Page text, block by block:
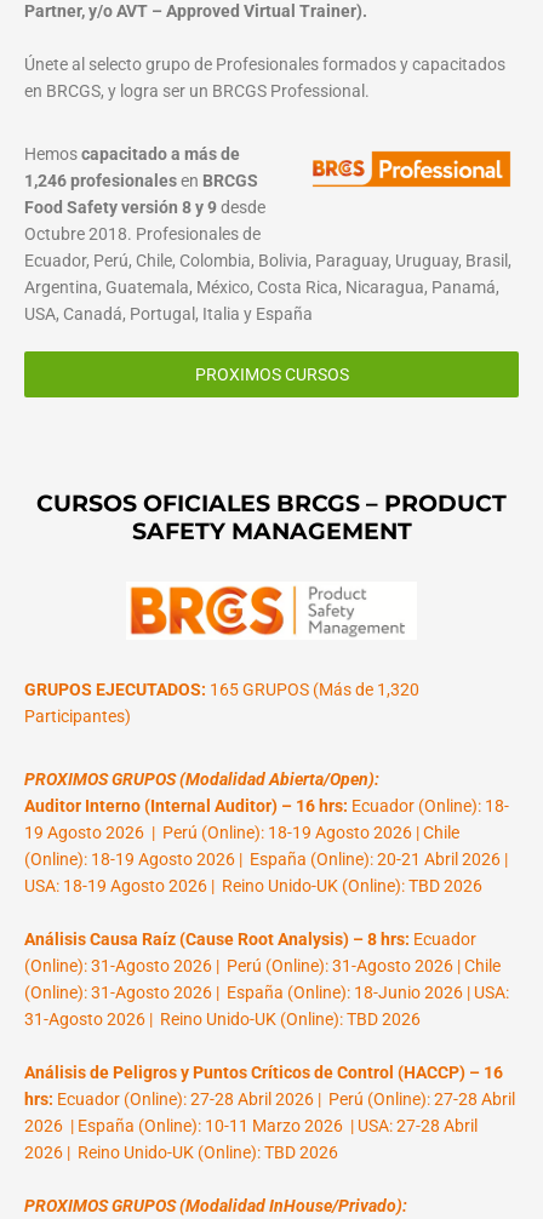
Partner, y/o AVT – Approved Virtual Trainer).
Únete al selecto grupo de Profesionales formados y capacitados
en BRCGS, y logra ser un BRCGS Professional.
Hemoscapacitado a más de
1,246 profesionalesen BRCGS
Food Safety versión 8 y 9desde
Octubre 2018. Profesionales de
Ecuador, Perú, Chile, Colombia, Bolivia, Paraguay, Uruguay, Brasil,
Argentina, Guatemala, México, Costa Rica, Nicaragua, Panamá,
USA, Canadá, Portugal, Italia y España
PROXIMOS CURSOS
CURSOS OFICIALES BRCGS – PRODUCT
SAFETY MANAGEMENT
GRUPOS EJECUTADOS: 165 GRUPOS (Más de 1,320
Participantes)
PROXIMOS GRUPOS (Modalidad Abierta/Open):
Auditor Interno (Internal Auditor) – 16 hrs: Ecuador (Online): 18-
19 Agosto 2026 | Perú (Online): 18-19 Agosto 2026 | Chile
(Online): 18-19 Agosto 2026 | España (Online): 20-21 Abril 2026 |
USA: 18-19 Agosto 2026 | Reino Unido-UK (Online): TBD 2026
Análisis Causa Raíz (Cause Root Analysis) – 8 hrs: Ecuador
(Online): 31-Agosto 2026 | Perú (Online): 31-Agosto 2026 | Chile
(Online): 31-Agosto 2026 | España (Online): 18-Junio 2026 | USA:
31-Agosto 2026 | Reino Unido-UK (Online): TBD 2026
Análisis de Peligros y Puntos Críticos de Control (HACCP) – 16
hrs: Ecuador (Online): 27-28 Abril 2026 | Perú (Online): 27-28 Abril
2026 | España (Online): 10-11 Marzo 2026 | USA: 27-28 Abril
2026 | Reino Unido-UK (Online): TBD 2026
PROXIMOS GRUPOS (Modalidad InHouse/Privado):